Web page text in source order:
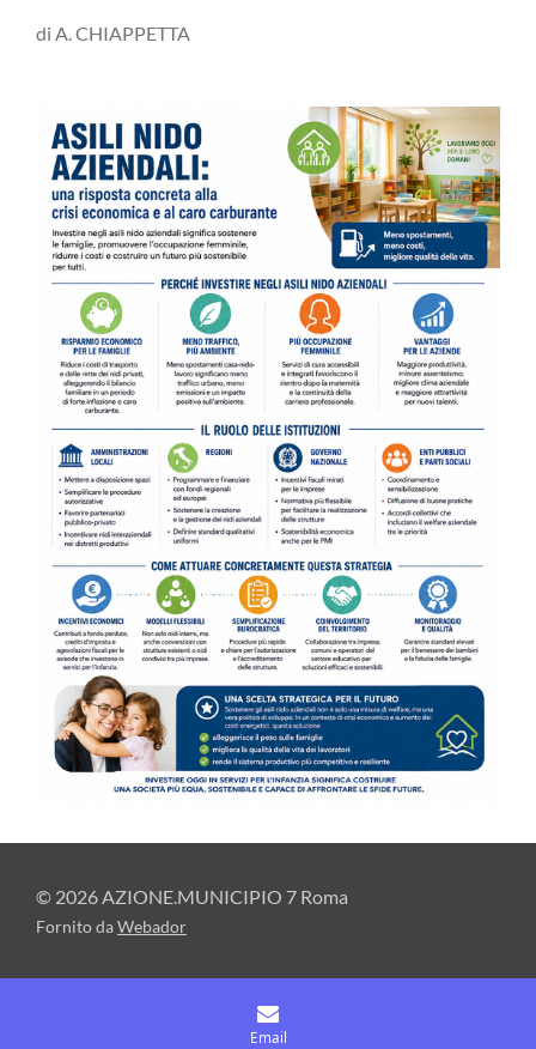
di A. CHIAPPETTA
© 2026 AZIONE.MUNICIPIO 7 Roma
Fornito daWebador
Email